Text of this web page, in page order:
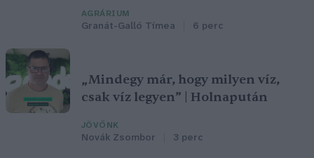
AGRÁRIUM
Granát-Galló Tímea 6 perc
„Mindegy már, hogy milyen víz,
csak víz legyen” | Holnapután
JÖVŐNK
Novák Zsombor 3 perc